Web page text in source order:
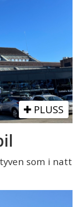
PLUSS
som i natt